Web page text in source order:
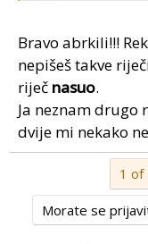
Bravo abrkili!!!
nepišeš takve
riječ nasuo.
Ja neznam drugo
dvije mi nekako
1 of
Morate se